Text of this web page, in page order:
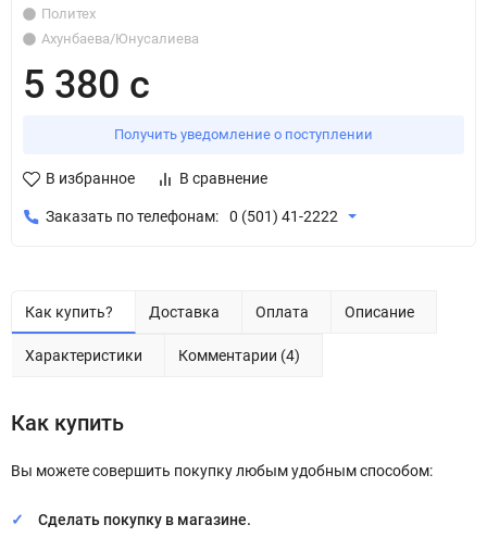
Политех
Ахунбаева/Юнусалиева
5 380 с
Получить уведомление о поступлении
В избранное В сравнение
Заказать по телефонам: 0 (501) 41-2222
Как купить? Доставка Оплата Описание
Характеристики Комментарии (4)
Как купить
Вы можете совершить покупку любым удобным способом:
Сделать покупку в магазине.